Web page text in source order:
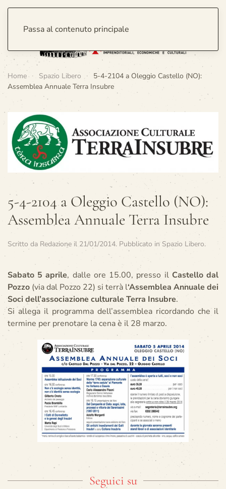
Passa al contenuto principale
Home Spazio Libero
5-4-2104 a Oleggio Castello (NO):
Assemblea Annuale Terra Insubre
5-4-2104 a Oleggio Castello (NO):
Assemblea Annuale Terra Insubre
Scritto da Redazione il 21/01/2014. Pubblicato in Spazio Libero.
Sabato 5 aprile, dalle ore 15.00, presso il Castello dal
Pozzo (via dal Pozzo 22) si terrà l‘Assemblea Annuale dei
Soci dell’associazione culturale Terra Insubre.
Si allega il programma dell’assemblea ricordando che il
termine per prenotare la cena è il 28 marzo.
Seguici su